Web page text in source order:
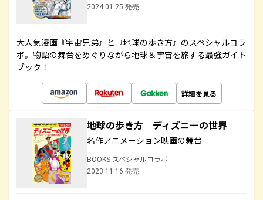
2024.01.25 発売
大人気漫画『宇宙兄弟』と『地球の歩き方』のスペシャルコラ
ボ。物語の舞台をめぐりながら地球＆宇宙を旅する最強ガイド
ブック！
詳細を見る
地球の歩き方 ディズニーの世界
名作アニメーション映画の舞台
BOOKS スペシャルコラボ
2023.11.16 発売